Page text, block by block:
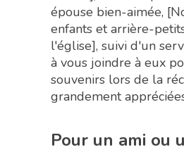
épouse bien-aimée,
enfants et arrière-
l'église], suivi d'un
à vous joindre à eux
souvenirs lors de la
grandement
Pour un ami ou